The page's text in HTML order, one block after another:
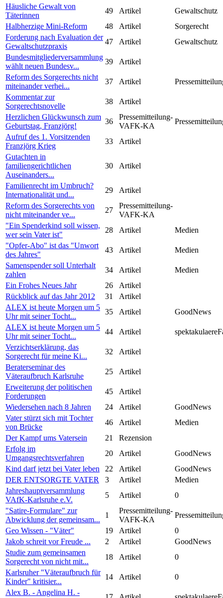
Häusliche Gewalt von
Täterinnen
49 Artikel
Gewaltschutz
Halbherzige Mini-Reform
48 Artikel
Sorgerecht
Forderung nach Evaluation der
Gewaltschutzpraxis
47 Artikel
Gewaltschutz
Bundesmitgliederversammlung
wählt neuen Bundesv...
39
Artikel
Reform des Sorgerechts nicht
miteinander verhei...
37 Artikel
Kommentar zur
Sorgerechtsnovelle
38
Artikel
Herzlichen Glückwunsch zum
Geburtstag, Franzjörg!
36
Pressemitteilung-
VAFK-KA
Aufruf des 1. Vorsitzenden
Franzjörg Krieg
33
Artikel
Gutachten in
familiengerichtlichen
Auseinanders...
30 Artikel
Familienrecht im Umbruch?
Internationalität und...
29
Artikel
Reform des Sorgerechts von
nicht miteinander ve...
27
Pressemitteilung-
VAFK-KA
"Ein Spenderkind soll wissen,
wer sein Vater ist"
28 Artikel
Medien
"Opfer-Abo" ist das "Unwort
des Jahres"
43 Artikel
Medien
Samenspender soll Unterhalt
zahlen
34 Artikel
Medien
Ein Frohes Neues Jahr
26
Artikel
Rückblick auf das Jahr 2012
31
Artikel
ALEX ist heute Morgen um 5
Uhr mit seiner Tocht...
35 Artikel
GoodNews
ALEX ist heute Morgen um 5
Uhr mit seiner Tocht...
44 Artikel
Verzichtserklärung, das
Sorgerecht für meine Ki...
32
Artikel
Beraterseminar des
Väteraufbruch Karlsruhe
25
Artikel
Erweiterung der politischen
Forderungen
45
Artikel
Wiedersehen nach 8 Jahren
24 Artikel
GoodNews
Vater stürzt sich mit Tochter
von Brücke
46 Artikel
Medien
Der Kampf ums Vatersein
21
Rezension
Erfolg im
Umgangsrechtsverfahren
20 Artikel
GoodNews
Kind darf jetzt bei Vater leben
22 Artikel
GoodNews
DER ENTSORGTE VATER
3 Artikel
Medien
Jahreshauptversammlung
VAfK-Karlsruhe e.V.
5 Artikel
0
"Satire-Formulare" zur
Abwicklung der gemeinsam...
1
Pressemitteilung-
VAFK-KA
Geo Wissen - "Väter"
19 Artikel
0
Jakob schreit vor Freude ...
2 Artikel
GoodNews
Studie zum gemeinsamen
Sorgerecht von nicht mit...
18 Artikel
0
Karlsruher "Väteraufbruch für
Kinder" kritisier...
14 Artikel
0
Alex B. - Angelina H. -